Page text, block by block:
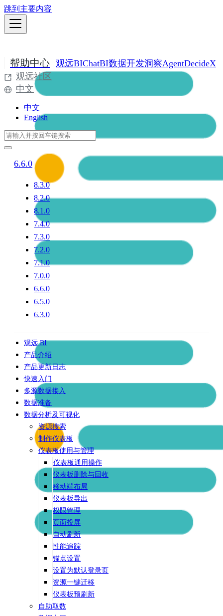
跳到主要内容
帮助中心 观远BIChatBI数据开发洞察AgentDecideX
观远社区
中文
中文
English
6.6.0
8.3.0
8.2.0
8.1.0
7.4.0
7.3.0
7.2.0
7.1.0
7.0.0
6.6.0
6.5.0
6.3.0
观远 BI
产品介绍
产品更新日志
快速入门
多源数据接入
数据准备
数据分析及可视化
资源搜索
制作仪表板
仪表板使用与管理
仪表板通用操作
仪表板删除与回收
移动端布局
仪表板导出
权限管理
页面投屏
自动刷新
性能追踪
锚点设置
设置为默认登录页
资源一键迁移
仪表板预刷新
自助取数